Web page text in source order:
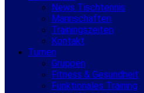
News Tischtennis
Mannschaften
Trainingszeiten
Kontakt
Turnen
Gruppen
Fitness & Gesundheit
Funktionales Training